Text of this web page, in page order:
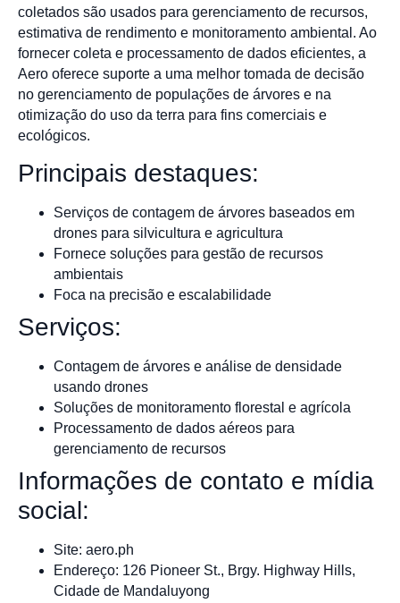
coletados são usados para gerenciamento de recursos,
estimativa de rendimento e monitoramento ambiental. Ao
fornecer coleta e processamento de dados eficientes, a
Aero oferece suporte a uma melhor tomada de decisão
no gerenciamento de populações de árvores e na
otimização do uso da terra para fins comerciais e
ecológicos.
Principais destaques:
Serviços de contagem de árvores baseados em
drones para silvicultura e agricultura
Fornece soluções para gestão de recursos
ambientais
Foca na precisão e escalabilidade
Serviços:
Contagem de árvores e análise de densidade
usando drones
Soluções de monitoramento florestal e agrícola
Processamento de dados aéreos para
gerenciamento de recursos
Informações de contato e mídia
social:
Site: aero.ph
Endereço: 126 Pioneer St., Brgy. Highway Hills,
Cidade de Mandaluyong